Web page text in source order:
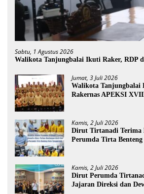
Sabtu, 1 Agustus 2026
Walikota Tanjungbalai Ikuti Raker, RDP
Jumat, 3 Juli 2026
Walikota Tanjungbalai
Rakernas APEKSI
Kamis, 2 Juli 2026
Dirut Tirtanadi Terima
Perumda Tirta Benteng
Kamis, 2 Juli 2026
Dirut Perumda
Jajaran Direksi dan